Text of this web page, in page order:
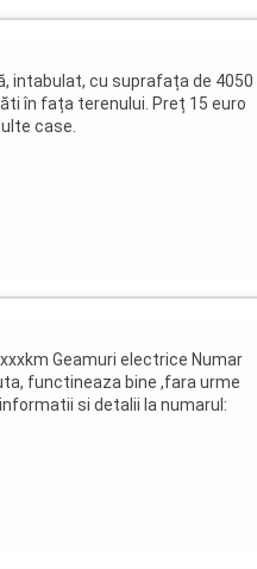
intabulat, cu suprafața de 4050
în fața terenului. Preț 15 euro
case.
Geamuri electrice Numar
functineaza bine ,fara urme
si detalii la numarul: